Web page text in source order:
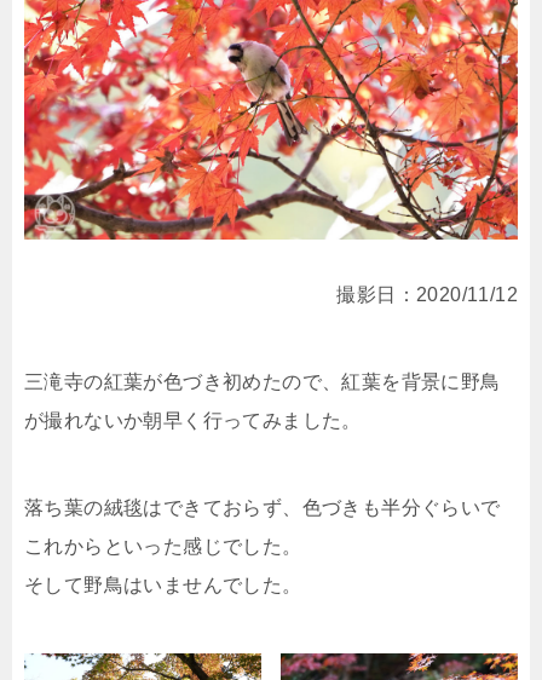
撮影日：2020/11/12
三滝寺の紅葉が色づき初めたので、紅葉を背景に野鳥
が撮れないか朝早く行ってみました。
落ち葉の絨毯はできておらず、色づきも半分ぐらいで
これからといった感じでした。
そして野鳥はいませんでした。